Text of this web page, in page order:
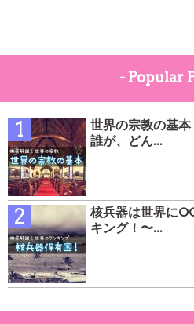
- Popular
世界の宗教の基
誰が、どん...
核兵器は世界に
キング！〜...